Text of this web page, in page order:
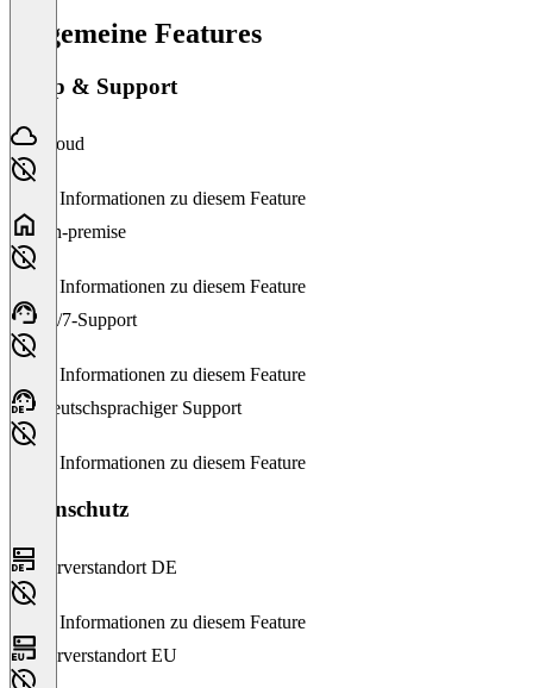
Allgemeine Features
Setup & Support
Cloud
Keine Informationen zu diesem Feature
On-premise
Keine Informationen zu diesem Feature
24/7-Support
Keine Informationen zu diesem Feature
Deutschsprachiger Support
Keine Informationen zu diesem Feature
Datenschutz
Serverstandort DE
Keine Informationen zu diesem Feature
Serverstandort EU